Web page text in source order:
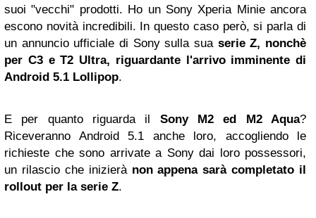
suoi "vecchi" prodotti. Ho un Sony Xperia Minie ancora
escono novità incredibili. In questo caso però, si parla di
un annuncio ufficiale di Sony sulla suaserie Z, nonchè
per C3 e T2 Ultra, riguardante l'arrivo imminente di
Android 5.1 Lollipop.
E per quanto riguarda il Sony M2 ed M2 Aqua?
Riceveranno Android 5.1 anche loro, accogliendo le
richieste che sono arrivate a Sony dai loro possessori,
un rilascio che inizierà non appena sarà completato il
rollout per la serie Z.